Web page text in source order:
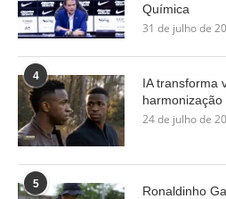
Química
31 de julho de
4
IA transforma
24 de julho de
5
Ronaldinho